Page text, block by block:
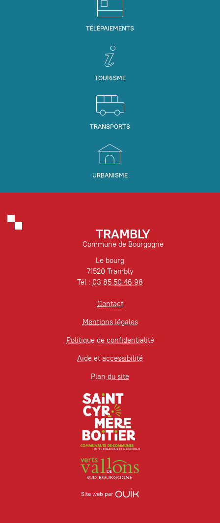
TÉLÉPAIEMENTS
TOURISME
TRANSPORTS
URBANISME
TRAMBLY
Commune de Bourgogne
Le bourg
71520 Trambly
Tél : 03 85 50 46 98
Contact
Mentions légales
Politique de confidentialité
Aide et accessibilité
Plan du site
Site web par